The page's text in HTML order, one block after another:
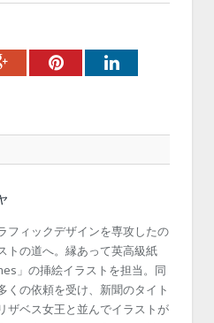
Google+PinterestLinkedIn
フィックデザインを専攻したの
トの道へ。縁あって英高級紙
」の挿絵イラストを担当。同
くの依頼を受け、新聞のタイト
ザベス女王と並んでイラストが